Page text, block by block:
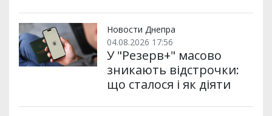
Новости Днепра
04.08.2026 17:56
У "Резерв+" масово
зникають відстрочки:
що сталося і як діяти